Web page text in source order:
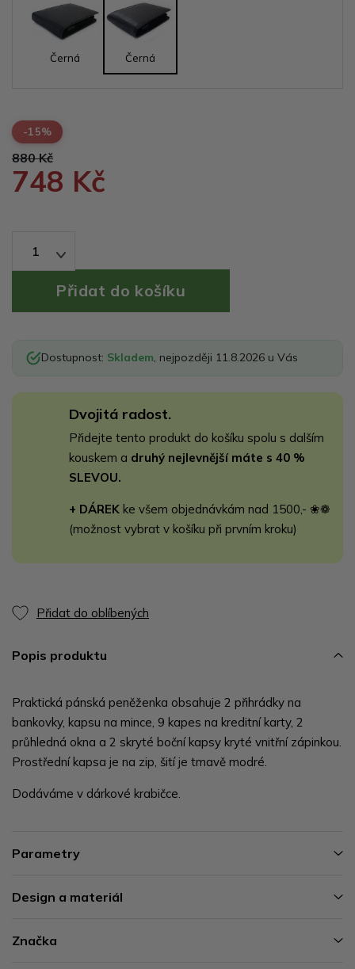
Černá Černá
-15%
880 Kč
748 Kč
1
Dostupnost: Skladem, nejpozději 11.8.2026 u Vás
Dvojitá radost.
Přidejte tento produkt do košíku spolu s dalším
kouskem a druhý nejlevnější máte s 40 %
SLEVOU.
+ DÁREK ke všem objednávkám nad 1500,- ❀❁
(možnost vybrat v košíku při prvním kroku)
Přidat do oblíbených
Popis produktu
Praktická pánská peněženka obsahuje 2 přihrádky na
bankovky, kapsu na mince, 9 kapes na kreditní karty, 2
průhledná okna a 2 skryté boční kapsy kryté vnitřní zápinkou.
Prostřední kapsa je na zip, šití je tmavě modré.
Dodáváme v dárkové krabičce.
Parametry
Design a materiál
Značka